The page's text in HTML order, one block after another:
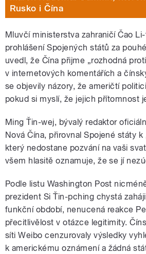
Rusko i Čína
Mluvčí ministerstva zahraničí Čao
prohlášení Spojených států za
uvedl, že Čína přijme „rozhodná
v internetových komentářích a
se objevily názory, že američtí
pokud si myslí, že jejich přítomnost
Ming Ťin-wej, bývalý redaktor
Nová Čína, přirovnal Spojené státy
který nedostane pozvání na vaši
všem hlasitě oznamuje, že se jí
Podle listu Washington Post
prezident Si Ťin-pching chystá
funkční období, nenucená reakce
přecitlivělost v otázce legitimity.
síti Weibo cenzurovaly výsledky
k americkému oznámení a žádná